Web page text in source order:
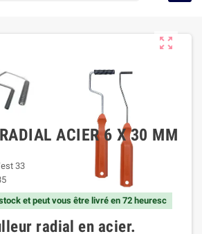

ACIER 6 X 30 MM
33
et peut vous être livré en 72 heuresc
radial en acier.